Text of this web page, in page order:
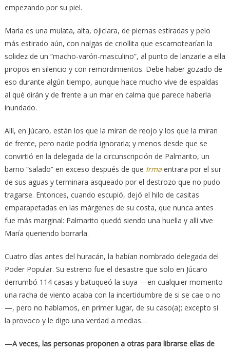
empezando por su piel.
María es una mulata, alta, ojiclara, de piernas estiradas y pelo
más estirado aún, con nalgas de criollita que escamotearían la
solidez de un “macho-varón-masculino”, al punto de lanzarle a ella
piropos en silencio y con remordimientos. Debe haber gozado de
eso durante algún tiempo, aunque hace mucho vive de espaldas
al qué dirán y de frente a un mar en calma que parece haberla
inundado.
Allí, en Júcaro, están los que la miran de reojo y los que la miran
de frente, pero nadie podría ignorarla; y menos desde que se
convirtió en la delegada de la circunscripción de Palmarito, un
barrio “salado” en exceso después de que Irmaentrara por el sur
de sus aguas y terminara asqueado por el destrozo que no pudo
tragarse. Entonces, cuando escupió, dejó el hilo de casitas
emparapetadas en las márgenes de su costa, que nunca antes
fue más marginal: Palmarito quedó siendo una huella y allí vive
María queriendo borrarla.
Cuatro días antes del huracán, la habían nombrado delegada del
Poder Popular. Su estreno fue el desastre que solo en Júcaro
derrumbó 114 casas y batuqueó la suya —en cualquier momento
una racha de viento acaba con la incertidumbre de si se cae o no
—, pero no hablamos, en primer lugar, de su caso(a); excepto si
la provoco y le digo una verdad a medias…
—A veces, las personas proponen a otras para librarse ellas de